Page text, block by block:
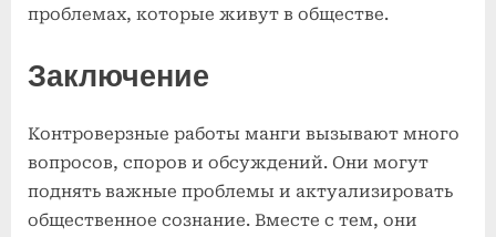
проблемах, которые живут в обществе.
Заключение
Контроверзные работы манги вызывают много
вопросов, споров и обсуждений. Они могут
поднять важные проблемы и актуализировать
общественное сознание. Вместе с тем, они